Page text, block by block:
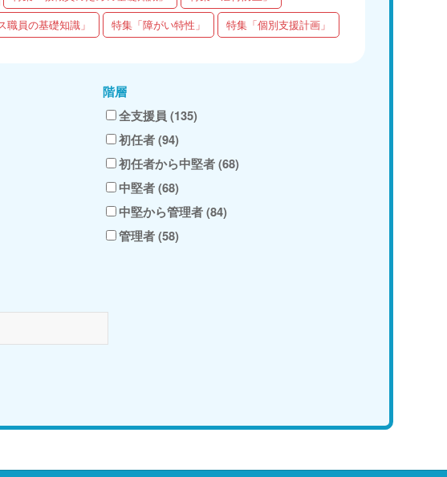
員の基礎知識」 特集「障がい特性」 特集「個別支援計画」
階層
全支援員 (135)
初任者 (94)
初任者から中堅者 (68)
中堅者 (68)
中堅から管理者 (84)
管理者 (58)